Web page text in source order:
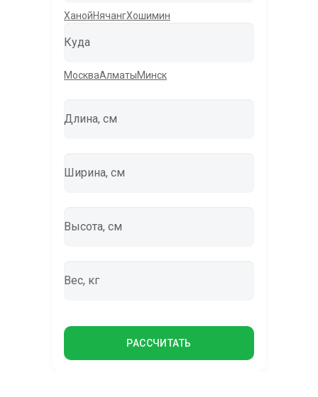
ХанойНячангХошимин
Куда
МоскваАлматыМинск
Длина, см
Ширина, см
Высота, см
Вес, кг
РАССЧИТАТЬ